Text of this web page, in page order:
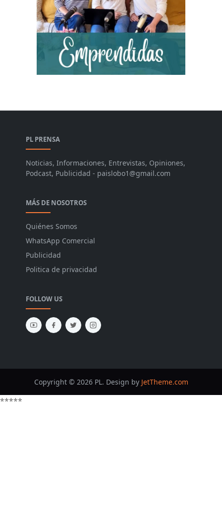
PL PRENSA
Noticias, Informaciones, Entrevistas, Opiniones,
Podcast, Publicidad - paislobo1@gmail.com
MÁS DE NOSOTROS
Quiénes Somos
WhatsApp Comercial
Publicidad
Politica de privacidad
FOLLOW US
Copyright © 2026 PL. Design by JetTheme.com
*****